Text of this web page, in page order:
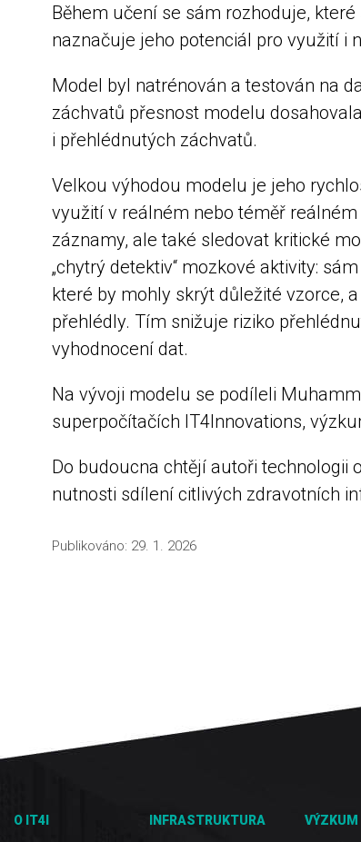
Během učení se sám rozhoduje,
naznačuje jeho potenciál pro využití i
Model byl natrénován a testován na
záchvatů přesnost modelu
i přehlédnutých záchvatů.
Velkou výhodou modelu je jeho
využití v reálném nebo téměř
záznamy, ale také sledovat kritické
„chytrý detektiv“ mozkové aktivity:
které by mohly skrýt důležité vzorce,
přehlédly. Tím snižuje riziko
vyhodnocení dat.
Na vývoji modelu se podíleli
superpočítačích IT4Innovations,
Do budoucna chtějí autoři technologii
nutnosti sdílení citlivých zdravotních
Publikováno: 29. 1. 2026
O IT4I
INFRASTRUKTURA
VÝZKUM